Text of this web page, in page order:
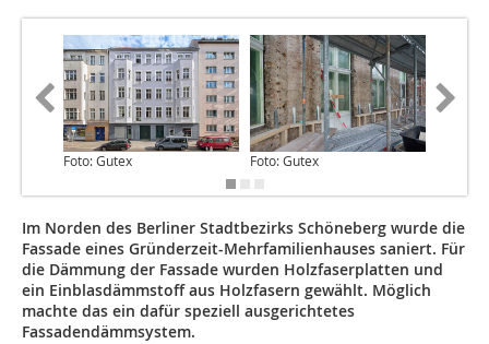
Foto: Gutex Foto: Gutex
Im Norden des Berliner Stadtbezirks Schöneberg wurde die
Fassade eines Gründerzeit-Mehrfamilienhauses saniert. Für
die Dämmung der Fassade wurden Holzfaserplatten und
ein Einblasdämmstoff aus Holzfasern gewählt. Möglich
machte das ein dafür speziell ausgerichtetes
Fassadendämmsystem.